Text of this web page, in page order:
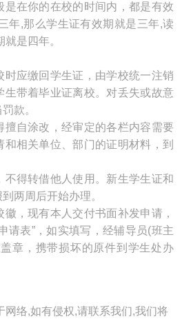
在你的在校的时间内，都是有效
年,那么学生证有效期就是三年,读
是四年。
应缴回学生证，由学校统一注销
生带着毕业证离校。对丢失或故意
款。
自涂改，经审定的各栏内容需要
相关单位、部门的证明材料，到
得转借他人使用。新生学生证和
两周后开始办理。
，现有本人交付书面补发申请，
请表”，如实填写，经辅导员(班主
章，携带损坏的原件到学生处办
网络,如有侵权,请联系我们,我们将